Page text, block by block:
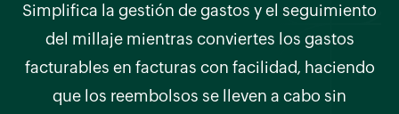
Simplifica la gestión de gastos y el seguimiento
del millaje mientras conviertes los gastos
facturables en facturas con facilidad, haciendo
que los reembolsos se lleven a cabo sin